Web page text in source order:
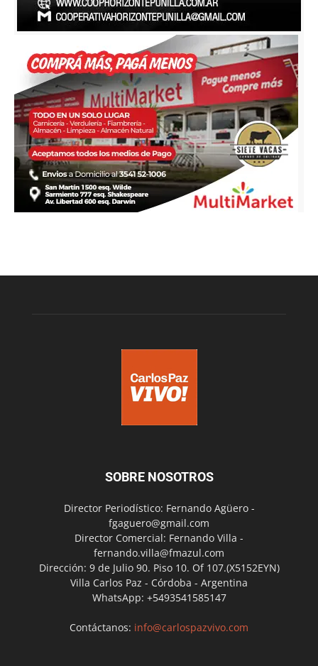
SOBRE NOSOTROS
Director Periodístico: Fernando Agüero -
fgaguero@gmail.com
Director Comercial: Fernando Villa -
fernando.villa@fmazul.com
Dirección: 9 de Julio 90. Piso 10. Of 107.(X5152EYN)
Villa Carlos Paz - Córdoba - Argentina
WhatsApp: +5493541585147
Contáctanos: info@carlospazvivo.com